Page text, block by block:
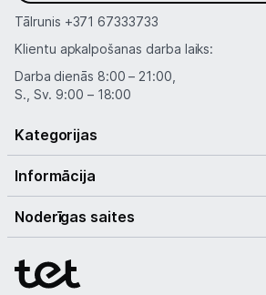
Tālrunis +371 67333733
Klientu apkalpošanas darba laiks:
Darba dienās 8:00 – 21:00,
S., Sv. 9:00 – 18:00
Kategorijas
Informācija
Noderīgas saites